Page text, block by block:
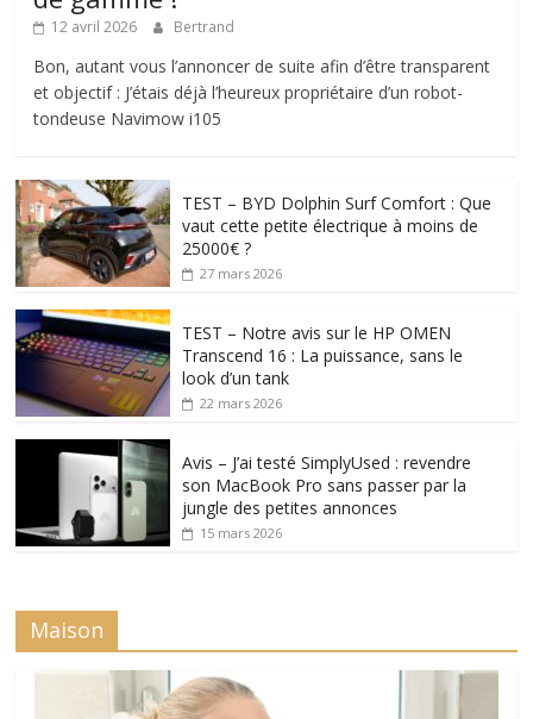
12 avril 2026 Bertrand
Bon, autant vous l’annoncer de suite afin d’être transparent
et objectif : J’étais déjà l’heureux propriétaire d’un robot-
tondeuse Navimow i105
TEST – BYD Dolphin Surf Comfort : Que
vaut cette petite électrique à moins de
25000€ ?
27 mars 2026
TEST – Notre avis sur le HP OMEN
Transcend 16 : La puissance, sans le
look d’un tank
22 mars 2026
Avis – J’ai testé SimplyUsed : revendre
son MacBook Pro sans passer par la
jungle des petites annonces
15 mars 2026
Maison